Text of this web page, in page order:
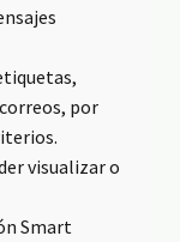
por
visualizar o
Smart